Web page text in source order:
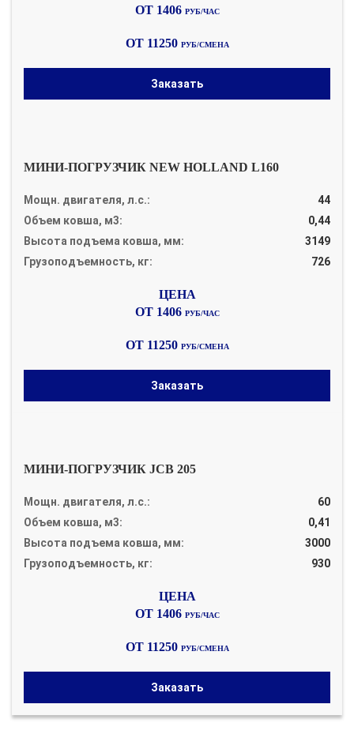
ОТ 1406 РУБ/ЧАС
ОТ 11250 РУБ/СМЕНА
Заказать
МИНИ-ПОГРУЗЧИК NEW HOLLAND L160
Мощн. двигателя, л.с.:
44
Объем ковша, м3:
0,44
Высота подъема ковша, мм:
3149
Грузоподъемность, кг:
726
ОТ 1406 РУБ/ЧАС
ОТ 11250 РУБ/СМЕНА
Заказать
МИНИ-ПОГРУЗЧИК JCB 205
Мощн. двигателя, л.с.:
60
Объем ковша, м3:
0,41
Высота подъема ковша, мм:
3000
Грузоподъемность, кг:
930
ОТ 1406 РУБ/ЧАС
ОТ 11250 РУБ/СМЕНА
Заказать